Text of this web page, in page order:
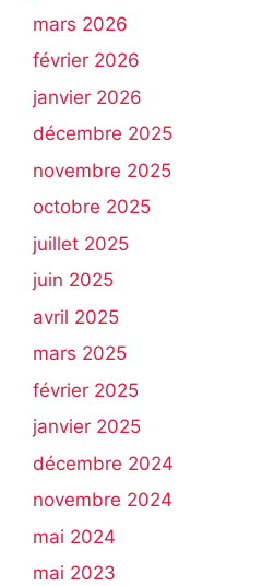
mars 2026
février 2026
janvier 2026
décembre 2025
novembre 2025
octobre 2025
juillet 2025
juin 2025
avril 2025
mars 2025
février 2025
janvier 2025
décembre 2024
novembre 2024
mai 2024
mai 2023